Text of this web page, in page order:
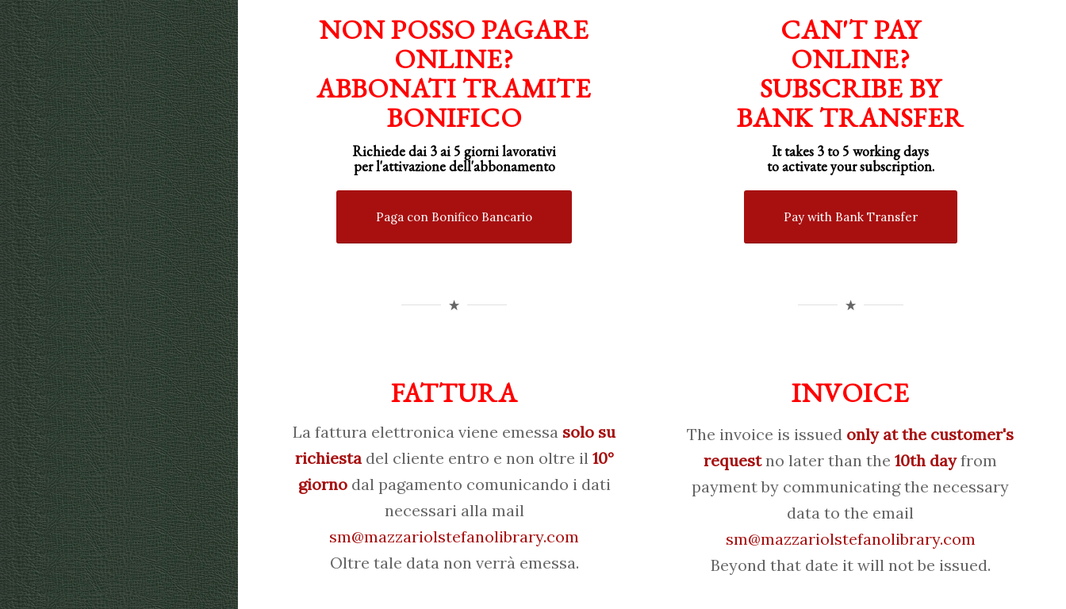
NON POSSO PAGARE
ONLINE?
ABBONATI TRAMITE
BONIFICO
Richiede dai 3 ai 5 giorni lavorativi
perl'attivazionedell'abbonamento
Paga con Bonifico Bancario
FATTURA
La fattura elettronica viene emessa solo su
richiestadel cliente entro e non oltre il 10°
giornodal pagamento comunicando i dati
necessari alla mail
sm@mazzariolstefanolibrary.com
Oltre tale data non verrà emessa.
CAN'T PAY
ONLINE?
SUBSCRIBE BY
BANK TRANSFER
It takes 3 to 5 working days
to activate your subscription.
Pay with Bank Transfer
INVOICE
The invoice is issued only at the customer's
requestno later than the10th dayfrom
payment by communicating the necessary
data to the email
sm@mazzariolstefanolibrary.com
Beyond that date it will not be issued.